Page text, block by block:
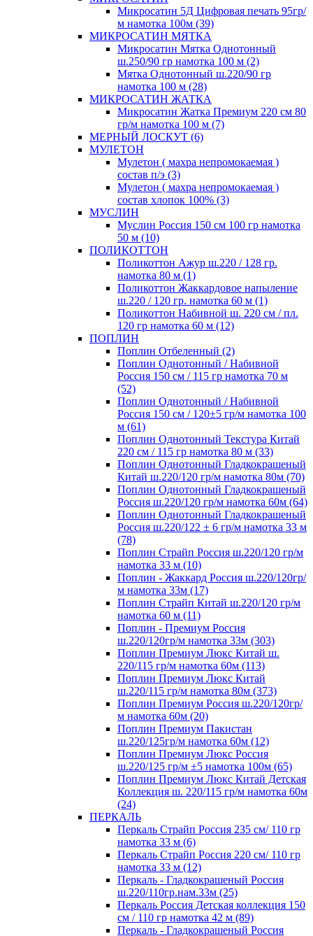
Микросатин 5Д Цифровая печать 95гр/
м намотка 100м (39)
МИКРОСАТИН МЯТКА
Микросатин Мятка Однотонный
ш.250/90 гр намотка 100 м (2)
Мятка Однотонный ш.220/90 гр
намотка 100 м (28)
МИКРОСАТИН ЖАТКА
Микросатин Жатка Премиум 220 см 80
гр/м намотка 100 м (7)
МЕРНЫЙ ЛОСКУТ (6)
МУЛЕТОН
Мулетон ( махра непромокаемая )
состав п/э (3)
Мулетон ( махра непромокаемая )
состав хлопок 100% (3)
МУСЛИН
Муслин Россия 150 см 100 гр намотка
50 м (10)
ПОЛИКОТТОН
Поликоттон Ажур ш.220 / 128 гр.
намотка 80 м (1)
Поликоттон Жаккардовое напыление
ш.220 / 120 гр. намотка 60 м (1)
Поликоттон Набивной ш. 220 см / пл.
120 гр намотка 60 м (12)
ПОПЛИН
Поплин Отбеленный (2)
Поплин Однотонный / Набивной
Россия 150 см / 115 гр намотка 70 м
(52)
Поплин Однотонный / Набивной
Россия 150 см / 120±5 гр/м намотка 100
м (61)
Поплин Однотонный Текстура Китай
220 см / 115 гр намотка 80 м (33)
Поплин Однотонный Гладкокрашеный
Китай ш.220/120 гр/м намотка 80м (70)
Поплин Однотонный Гладкокрашеный
Россия ш.220/120 гр/м намотка 60м (64)
Поплин Однотонный Гладкокрашеный
Россия ш.220/122 ± 6 гр/м намотка 33 м
(78)
Поплин Страйп Россия ш.220/120 гр/м
намотка 33 м (10)
Поплин - Жаккард Россия ш.220/120гр/
м намотка 33м (17)
Поплин Страйп Китай ш.220/120 гр/м
намотка 60 м (11)
Поплин - Премиум Россия
ш.220/120гр/м намотка 33м (303)
Поплин Премиум Люкс Китай ш.
220/115 гр/м намотка 60м (113)
Поплин Премиум Люкс Китай
ш.220/115 гр/м намотка 80м (373)
Поплин Премиум Россия ш.220/120гр/
м намотка 60м (20)
Поплин Премиум Пакистан
ш.220/125гр/м намотка 60м (12)
Поплин Премиум Люкс Россия
ш.220/125 гр/м ±5 намотка 100м (65)
Поплин Премиум Люкс Китай Детская
Коллекция ш. 220/115 гр/м намотка 60м
(24)
ПЕРКАЛЬ
Перкаль Страйп Россия 235 см/ 110 гр
намотка 33 м (6)
Перкаль Страйп Россия 220 см/ 110 гр
намотка 33 м (12)
Перкаль - Гладкокрашеный Россия
ш.220/110гр.нам.33м (25)
Перкаль Россия Детская коллекция 150
см / 110 гр намотка 42 м (89)
Перкаль - Гладкокрашеный Россия